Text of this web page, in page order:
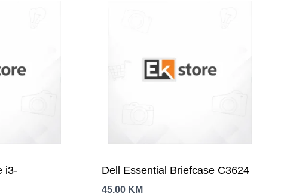
i3-
Dell Essential Briefcase C3624
45.00 KM